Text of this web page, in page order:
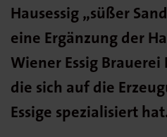
Hausessig „süßer
eine Ergänzung der
Wiener Essig
die sich auf die
Essige spezialisiert